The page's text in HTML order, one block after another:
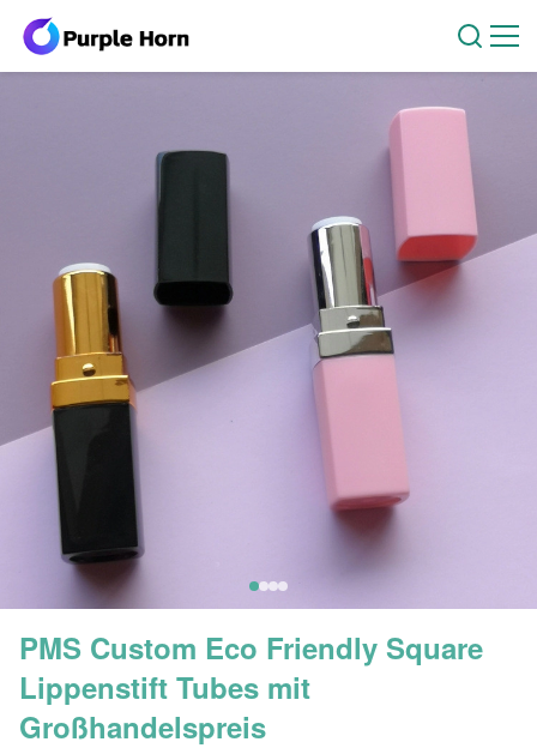
PMS Custom Eco Friendly Square
Lippenstift Tubes mit
Großhandelspreis